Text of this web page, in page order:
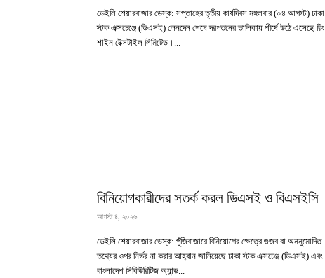
ডেইলি শেয়ারবাজার ডেস্ক: সপ্তাহের তৃতীয় কার্যদিবস মঙ্গলবার (০৪ আগস্ট) ঢাকা
স্টক এক্সচেঞ্জে (ডিএসই) লেনদেন শেষে দরপতনের তালিকায় শীর্ষে উঠে এসেছে রিং
শাইন টেক্সটাইল লিমিটেড।...
বিনিয়োগকারীদের সতর্ক করল ডিএসই ও বিএসইসি
আগস্ট ৪, ২০২৬
ডেইলি শেয়ারবাজার ডেস্ক: পুঁজিবাজারে বিনিয়োগের ক্ষেত্রে গুজব বা অননুমোদিত
তথ্যের ওপর নির্ভর না করার আহ্বান জানিয়েছে ঢাকা স্টক এক্সচেঞ্জ (ডিএসই) এবং
বাংলাদেশ সিকিউরিটিজ অ্যান্ড...